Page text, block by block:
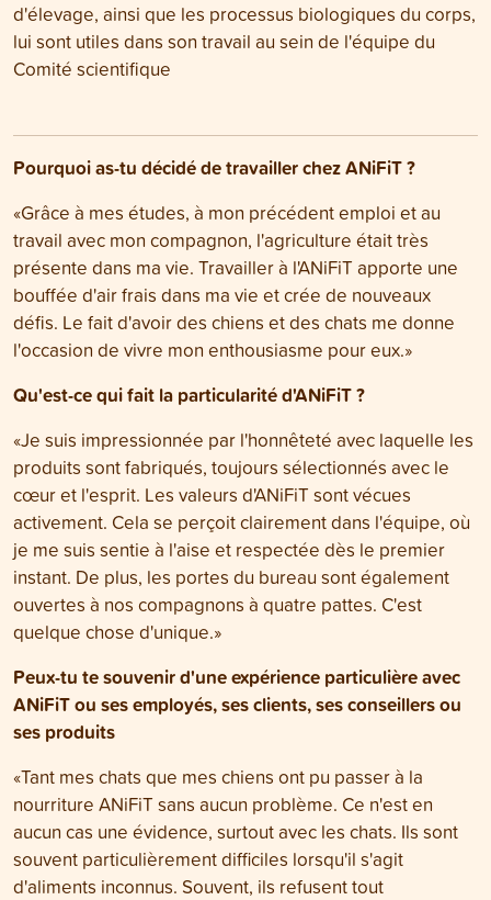
d'élevage, ainsi que les processus biologiques du corps,
lui sont utiles dans son travail au sein de l'équipe du
Comité scientifique
Pourquoi as-tu décidé de travailler chez ANiFiT ?
«Grâce à mes études, à mon précédent emploi et au
travail avec mon compagnon, l'agriculture était très
présente dans ma vie. Travailler à l'ANiFiT apporte une
bouffée d'air frais dans ma vie et crée de nouveaux
défis. Le fait d'avoir des chiens et des chats me donne
l'occasion de vivre mon enthousiasme pour eux.»
Qu'est-ce qui fait la particularité d'ANiFiT ?
«Je suis impressionnée par l'honnêteté avec laquelle les
produits sont fabriqués, toujours sélectionnés avec le
cœur et l'esprit. Les valeurs d'ANiFiT sont vécues
activement. Cela se perçoit clairement dans l'équipe, où
je me suis sentie à l'aise et respectée dès le premier
instant. De plus, les portes du bureau sont également
ouvertes à nos compagnons à quatre pattes. C'est
quelque chose d'unique.»
Peux-tu te souvenir d'une expérience particulière avec
ANiFiT ou ses employés, ses clients, ses conseillers ou
ses produits
«Tant mes chats que mes chiens ont pu passer à la
nourriture ANiFiT sans aucun problème. Ce n'est en
aucun cas une évidence, surtout avec les chats. Ils sont
souvent particulièrement difficiles lorsqu'il s'agit
d'aliments inconnus. Souvent, ils refusent tout